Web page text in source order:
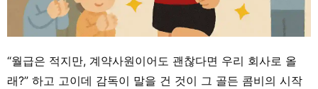
“월급은 적지만, 계약사원이어도 괜찮다면 우리 회사로 올
래?” 하고 고이데 감독이 말을 건 것이 그 골든 콤비의 시작